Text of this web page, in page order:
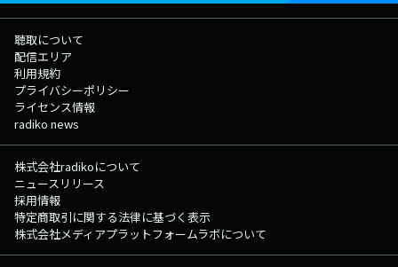
聴取について
配信エリア
利用規約
プライバシーポリシー
ライセンス情報
radiko news
株式会社radikoについて
ニュースリリース
採用情報
特定商取引に関する法律に基づく表示
株式会社メディアプラットフォームラボについて